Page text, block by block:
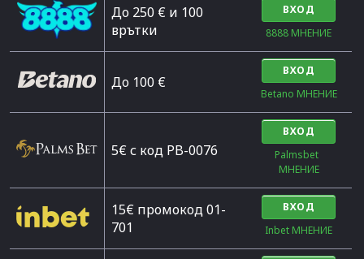
До 250 € и 100
врътки
ВХОД
8888 МНЕНИЕ
Дo 100 €
ВХОД
Betano МНЕНИЕ
5€ с код PB-0076
ВХОД
Palmsbet
МНЕНИЕ
15€ промокод 01-
701
ВХОД
Inbet МНЕНИЕ